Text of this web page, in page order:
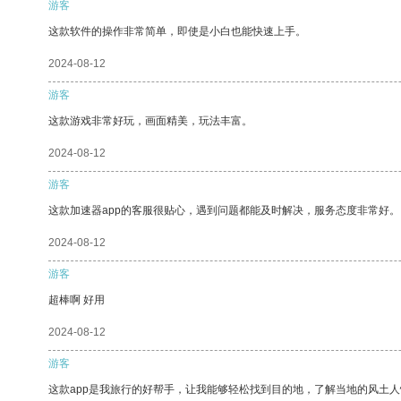
游客
这款软件的操作非常简单，即使是小白也能快速上手。
2024-08-12
游客
这款游戏非常好玩，画面精美，玩法丰富。
2024-08-12
游客
这款加速器app的客服很贴心，遇到问题都能及时解决，服务态度非常好。
2024-08-12
游客
超棒啊 好用
2024-08-12
游客
这款app是我旅行的好帮手，让我能够轻松找到目的地，了解当地的风土